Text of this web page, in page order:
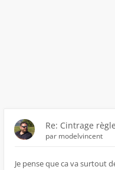
Re: Cintrage
par modelvincent
Je pense que ca va surtout